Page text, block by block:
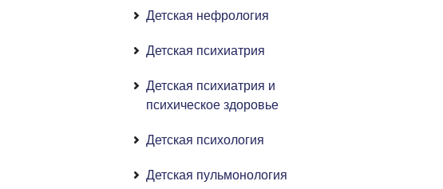
Детская нефрология
Детская психиатрия
Детская психиатрия и
психическое здоровье
Детская психология
Детская пульмонология